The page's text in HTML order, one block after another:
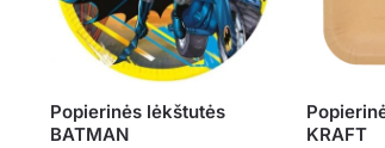
Popierinės lėkštutės
BATMAN
KRAFT